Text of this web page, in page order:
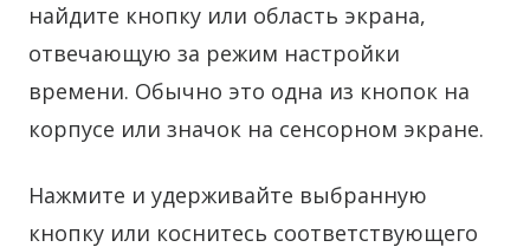
найдите кнопку или область экрана,
отвечающую за режим настройки
времени. Обычно это одна из кнопок на
корпусе или значок на сенсорном экране.
Нажмите и удерживайте выбранную
кнопку или коснитесь соответствующего